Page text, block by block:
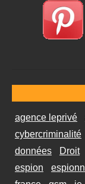
agence leprivé
cybercriminalité
données
Droit
espion